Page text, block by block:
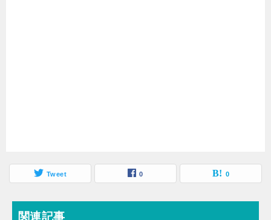
Tweet 0 0
関連記事